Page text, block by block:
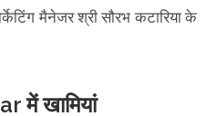
मैनेजर श्री सौरभ कटारिया के
में खामियां